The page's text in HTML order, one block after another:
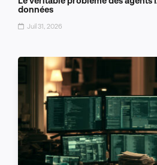
données
Juil 31, 2026